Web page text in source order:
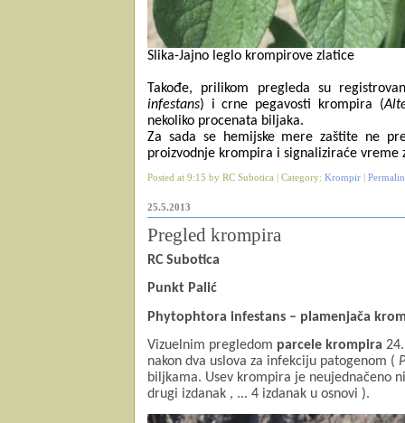
Slika-Jajno leglo krompirove zlatice
Takođe, prilikom pregleda su
infestans) i crne pegavosti krompira (
nekoliko procenata biljaka.
Za sada se hemijske mere zaštite ne
proizvodnje krompira i signaliziraće vreme
Posted at 9:15 by RC Subotica | Category: Krompir
25.5.2013
Pregled krompira
RC Subotica
Punkt Palić
Phytophtora infestans – plamenjača
Vizuelnim pregledom parcele krompira
nakon dva uslova za infekciju patogenom (
biljkama. Usev krompira je neujednačeno
drugi izdanak , ... 4 izdanak u osnovi ).